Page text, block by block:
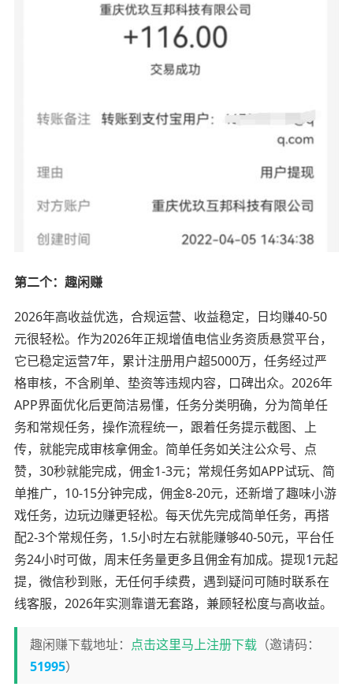
第二个：趣闲赚
2026年高收益优选，合规运营、收益稳定，日均赚40-50
元很轻松。作为2026年正规增值电信业务资质悬赏平台，
它已稳定运营7年，累计注册用户超5000万，任务经过严
格审核，不含刷单、垫资等违规内容，口碑出众。2026年
APP界面优化后更简洁易懂，任务分类明确，分为简单任
务和常规任务，操作流程统一，跟着任务提示截图、上
传，就能完成审核拿佣金。简单任务如关注公众号、点
赞，30秒就能完成，佣金1-3元；常规任务如APP试玩、简
单推广，10-15分钟完成，佣金8-20元，还新增了趣味小游
戏任务，边玩边赚更轻松。每天优先完成简单任务，再搭
配2-3个常规任务，1.5小时左右就能赚够40-50元，平台任
务24小时可做，周末任务量更多且佣金有加成。提现1元起
提，微信秒到账，无任何手续费，遇到疑问可随时联系在
线客服，2026年实测靠谱无套路，兼顾轻松度与高收益。
趣闲赚下载地址： 点击这里马上注册下载（邀请码：
51995）